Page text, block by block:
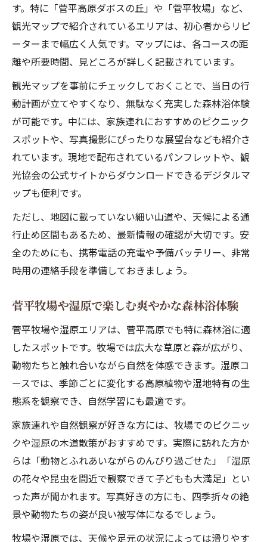
す。特に「菅平高原ダボスの丘」や「菅平牧場」など、
観光マップで紹介されているエリアは、初心者からリピ
ーターまで幅広く人気です。マップには、各コースの距
離や所要時間、見どころが詳しく記載されています。
観光マップを事前にチェックしておくことで、当日の行
動計画が立てやすくなり、無駄なく充実した森林浴体験
が可能です。中には、家族連れにおすすめのピクニック
スポットや、写真撮影にぴったりな展望台なども紹介さ
れています。現地で配布されているパンフレットや、観
光協会の公式サイトからダウンロードできるデジタルマ
ップも便利です。
ただし、地図に載っていない細い山道や、天候による通
行止め区間もあるため、最新情報の確認が大切です。安
全のためにも、携帯電話の充電や予備バッテリー、非常
時用の連絡手段を準備しておきましょう。
菅平牧場や湿原で楽しむ爽やかな森林浴体験
菅平牧場や湿原エリアは、菅平高原でも特に森林浴に適
したスポットです。牧場では広大な草原と森が広がり、
動物たちと触れ合いながら自然を体感できます。湿原コ
ースでは、季節ごとに変化する高原植物や湿地特有の生
態系を観察でき、自然学習にも最適です。
家族連れや自然観察が好きな方には、牧場でのピクニッ
クや湿原の木道散策がおすすめです。実際に訪れた方か
らは「動物とふれあいながらのんびり過ごせた」「湿原
の花々や昆虫を間近で観察できて子どもも大満足」とい
った声が聞かれます。写真好きの方にも、四季折々の絶
景や動物たちの姿が良い被写体になるでしょう。
牧場や湿原では、天候や足元の状況によっては滑りやす